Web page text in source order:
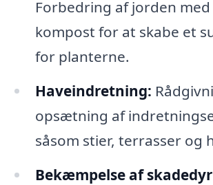
Forbedring af jorden
kompost for at skabe et
for planterne.
Haveindretning:
opsætning af
såsom stier, terrasser og
Bekæmpelse af